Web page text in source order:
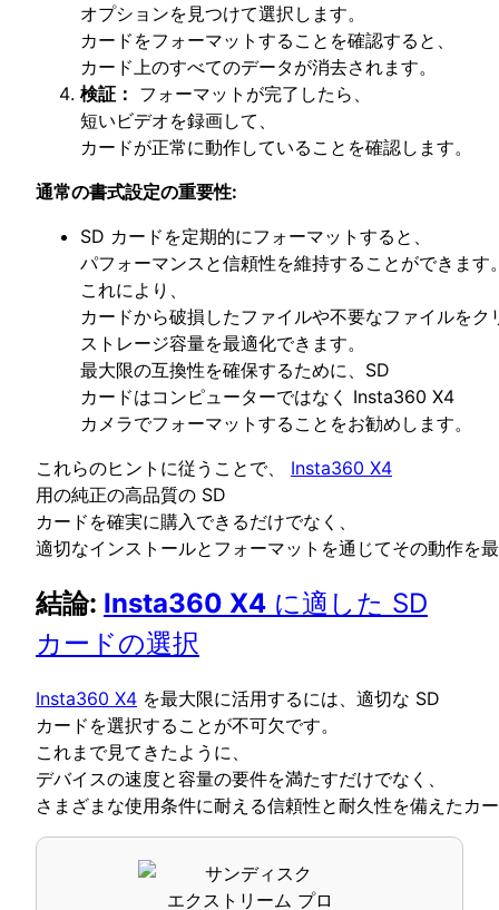
オプションを見つけて選択します。
カードをフォーマットすることを確認すると、
カード上のすべてのデータが消去されます。
検証： フォーマットが完了したら、
短いビデオを録画して、
カードが正常に動作していることを確認します。
通常の書式設定の重要性:
SD カードを定期的にフォーマットすると、
パフォーマンスと信頼性を維持することができます
これにより、
カードから破損したファイルや不要なファイルをク
ストレージ容量を最適化できます。
最大限の互換性を確保するために、SD
カードはコンピューターではなく Insta360 X4
カメラでフォーマットすることをお勧めします。
これらのヒントに従うことで、 Insta360 X4
用の純正の高品質の SD
カードを確実に購入できるだけでなく、
適切なインストールとフォーマットを通じてその動作を
結論: Insta360 X4 に適した SD
カードの選択
Insta360 X4 を最大限に活用するには、適切な SD
カードを選択することが不可欠です。
これまで見てきたように、
デバイスの速度と容量の要件を満たすだけでなく、
さまざまな使用条件に耐える信頼性と耐久性を備えたカ